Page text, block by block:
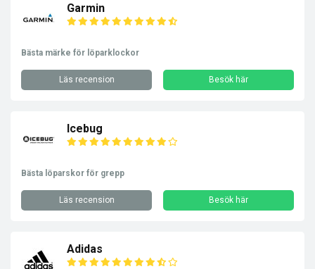
Garmin
Bästa märke för löparklockor
Läs recension Besök här
Icebug
Bästa löparskor för grepp
Läs recension Besök här
Adidas